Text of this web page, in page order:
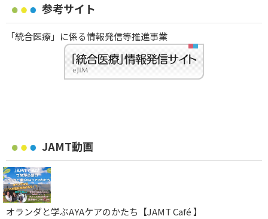
参考サイト
「統合医療」に係る情報発信等推進事業
JAMT動画
オランダと学ぶAYAケアのかたち【JAMT Café 】